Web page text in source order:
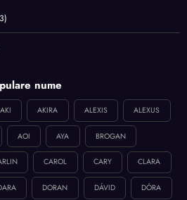
nume
AKI AKIRA ALEXIS ALEXUS
AOI AYA BROGAN
CAROL CARY CLARA
DORAN DÁVID DÓRA